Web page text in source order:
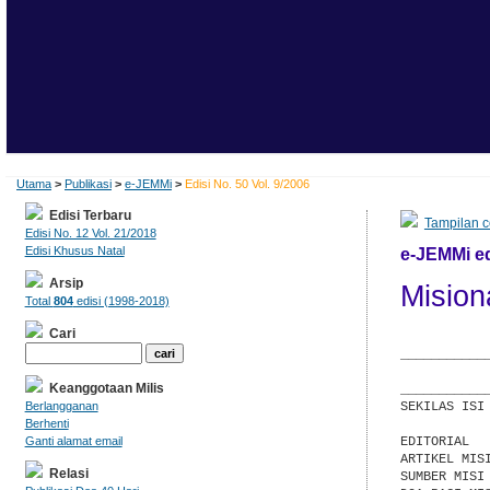
Utama > Publikasi > e-JEMMi > Edisi No. 50 Vol. 9/2006
Tampilan
e-JEMMi
Desember 2006, Vol.9 No.50
______________________________  e-JEMMi  _____________________________
                   (Jurnal Elektronik Mingguan Misi)
______________________________________________________________________
SEKILAS ISI

EDITORIAL
ARTIKEL MISI       : Misionaris Wanita Lajang: "Warga Kelas Dua"
SUMBER MISI        : Christian Women Today, Priceless Woman
DOA BAGI MISI DUNIA: Venezuela, Amerika, Mongolia
DOA BAGI INDONESIA : Para Wanita
SURAT ANDA         : Akses Situs e-MISI
______________________________________________________________________

  BELAJAR ALKITAB MEMBUAT KITA BIJAK; MEMERCAYAINYA MEMBUAT KITA AMAN;
                   MELAKUKANNYA MENJADIKAN KITA SUCI
______________________________________________________________________
EDITORIAL

  Imanuel!

  Dalam tradisi Yahudi, wanita dianggap sebagai golongan masyarakat
  kelas dua, mengingat peran utama dipegang oleh pria. Bahkan wanita
  dianggap tidak punya hak untuk berbicara. Pandangan ini masih
  melekat sampai hari ini; tidak hanya di kalangan orang Yahudi, tapi
  juga hampir di seluruh dunia.

  Meski demikian, Alkitab memaparkan peranan penting kaum wanita dalam
  keluarga, masyarakat, termasuk sejarah keselamatan. Banyak wanita
  yang terlibat dalam pelayanan Yesus. Hal ini jelas menepis anggapan
  bahwa kaum wanita tidak berkesempatan untuk berkarya. Lebih jauh
  lagi, keselamatan yang Ia anugerahkan ternyata telah menghasilkan
  perubahan dan pertumbuhan iman yang luar biasa. Alhasil, banyak
  wanita yang terdorong untuk terlibat dalam pelayanan,
Edisi Terbaru
Edisi No. 12 Vol. 21/2018
Edisi Khusus Natal
Arsip
Total 804edisi (1998-2018)
Cari
Keanggotaan Milis
Berlangganan
Berhenti
Ganti alamat email
Relasi